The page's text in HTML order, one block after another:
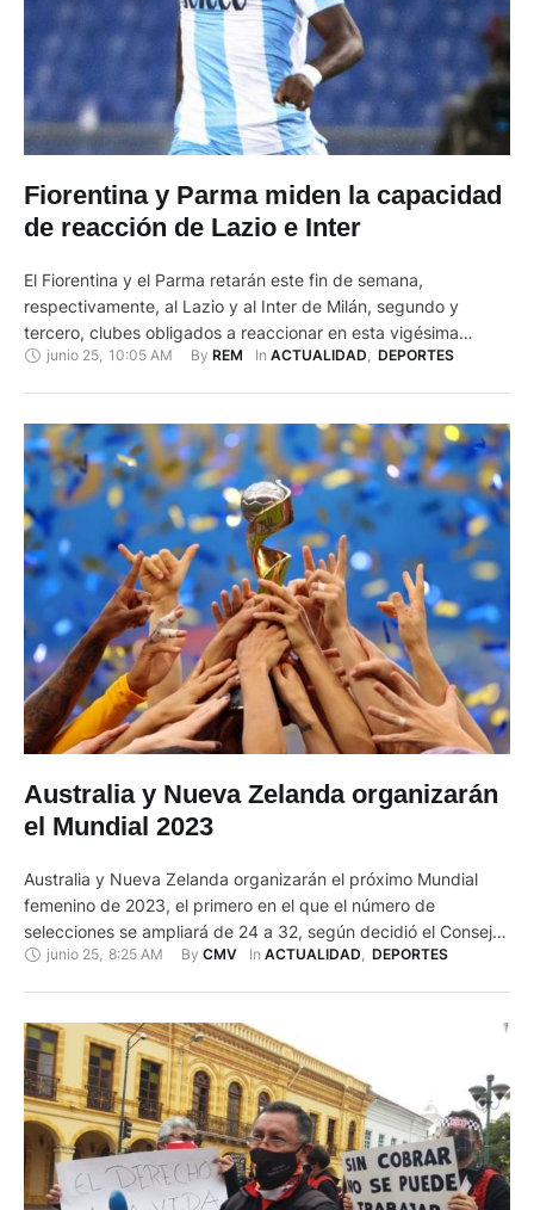
Fiorentina y Parma miden la capacidad
de reacción de Lazio e Inter
El Fiorentina y el Parma retarán este fin de semana,
respectivamente, al Lazio y al Inter de Milán, segundo y
tercero, clubes obligados a reaccionar en esta vigésima
octava jornada de la Serie A tras sus recientes tropiezos si
junio 25 10:05 AM By REM In ACTUALIDAD, DEPORTES
Australia y Nueva Zelanda organizarán
el Mundial 2023
Australia y Nueva Zelanda organizarán el próximo Mundial
femenino de 2023, el primero en el que el número de
selecciones se ampliará de 24 a 32, según decidió el Consejo
de la FIFA, que optó por esta candidatura conjunta frente a la
junio 25 8:25 AM By CMV In ACTUALIDAD, DEPORTES